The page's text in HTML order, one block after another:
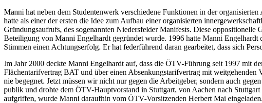
Manni hat neben dem Studentenwerk verschiedene Funktionen in der
hatte als einer der ersten die Idee zum Aufbau einer organisierten
Gründungsaufrufs, des sogenannten Niedersfelder Manifests. Diese
Beteiligung von Manni Engelhardt gegründet wurde. 1996 hatte Manni
Stimmen einen Achtungserfolg. Er hat federführend daran gearbeitet, dass sich
Im Jahr 2000 deckte Manni Engelhardt auf, dass die ÖTV-Führung seit 1997 mit
Flächentarifvertrag BAT und über einen Absenkungstarifvertrag mit weitgehenden
nie begegnet. Jetzt müssen wir nicht nur gegen die Arbeitgeber, sondern auch
publik und drohte dem ÖTV-Hauptvorstand in Stuttgart, von Aachen nach
aufgriffen, wurde Manni daraufhin vom ÖTV-Vorsitzenden Herbert Mai eingeladen.